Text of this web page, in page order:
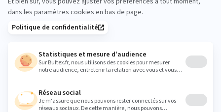
narbonne@grandlitier.com
Heures
Lundi 10:00 - 12:00
Mercredi
Jeudi 10:00 - 12:00 14:00 - 19:00